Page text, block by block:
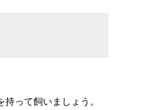
って飼いましょう。